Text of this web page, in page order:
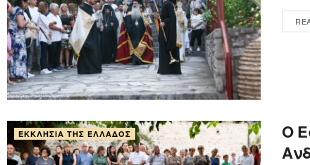
ΕΚΚΛΗΣΊΑ ΤΗΣ ΕΛΛΆΔΟΣ
Ο